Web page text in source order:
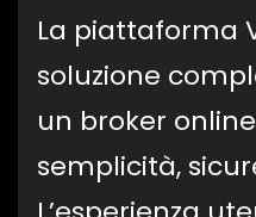
La piattaforma
soluzione
un broker
semplicità,